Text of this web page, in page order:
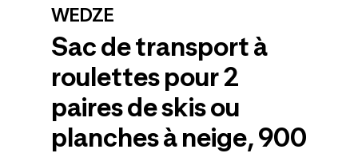
WEDZE
Sac de transport à
roulettes pour 2
paires de skis ou
planches à neige, 900